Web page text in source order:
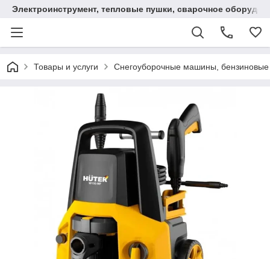
Электроинструмент, тепловые пушки, сварочное
Товары и услуги Снегоуборочные машины, бензиновые